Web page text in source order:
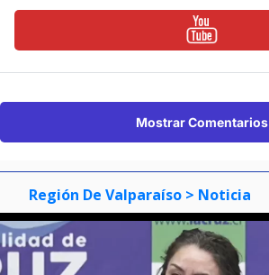
Mostrar Comentarios
Región De Valparaíso > Noticia